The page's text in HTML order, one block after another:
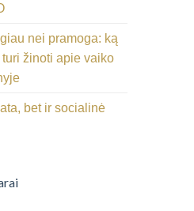
nei pramoga: ką
žinoti apie vaiko
bet ir socialinė